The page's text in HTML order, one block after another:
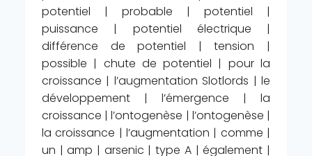
potentiel | probable | potentiel |
puissance | potentiel électrique |
différence de potentiel | tension |
possible | chute de potentiel | pour la
croissance | l’augmentation Slotlords | le
développement | l’émergence | la
croissance | l’ontogenèse | l’ontogenèse |
la croissance | l’augmentation | comme |
un | amp | arsenic | type A | également |